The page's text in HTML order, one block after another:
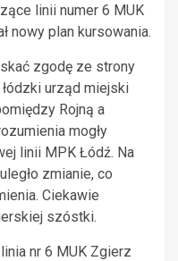
linii numer 6 MUK
nowy plan kursowania.
zgodę ze strony
urząd miejski
Rojną a
mogły
linii MPK Łódź. Na
zmianie, co
Ciekawie
szóstki.
nr 6 MUK Zgierz